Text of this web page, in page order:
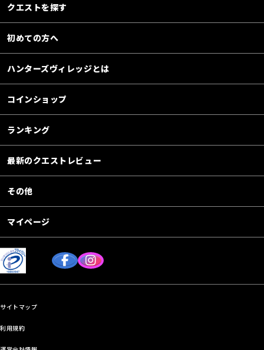
クエストを探す
初めての方へ
ハンターズヴィレッジとは
コインショップ
ランキング
最新のクエストレビュー
その他
マイページ
サイトマップ
利用規約